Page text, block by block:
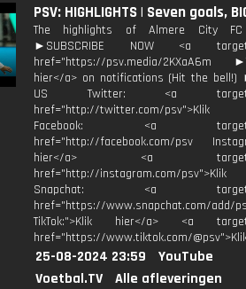
PSV: HIGHLIGHTS | Seven goals,
The highlights of Almere City
►SUBSCRIBE NOW <a
href="https://psv.media/2KXaA6m
hier</a> on notifications (Hit the bell!)
US Twitter: <a
href="http://twitter.com/psv">Klik
Facebook: <a
href="http://facebook.com/psv
hier</a> <a
href="http://instagram.com/
Snapchat: <a
href="https://www.snapchat.com/add/
TikTok:">Klik hier</a> <a
href="https://www.tiktok.com/
25-08-2024 23:59
YouTube
Voetbal.TV
Alle afleveringen